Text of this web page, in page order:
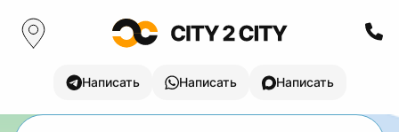
Написать Написать Написать